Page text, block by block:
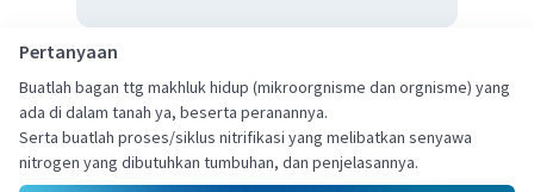
Pertanyaan
Buatlah bagan ttg makhluk hidup (mikroorgnisme dan orgnisme) yang
ada di dalam tanah ya, beserta peranannya.
Serta buatlah proses/siklus nitrifikasi yang melibatkan senyawa
nitrogen yang dibutuhkan tumbuhan, dan penjelasannya.